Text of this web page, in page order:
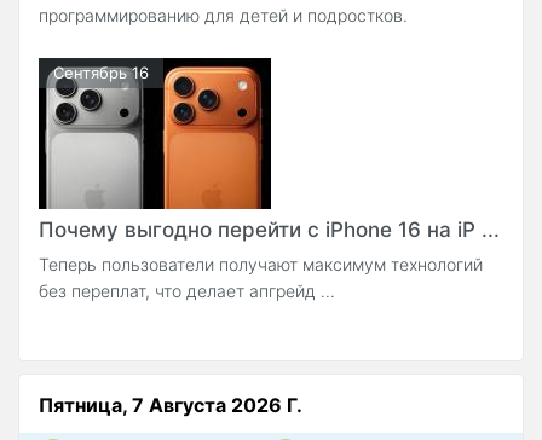
программированию для детей и подростков.
Сентябрь 16
Почему выгодно перейти с iPhone 16 на iP ...
Теперь пользователи получают максимум технологий
без переплат, что делает апгрейд ...
Пятница, 7 Августа 2026 Г.